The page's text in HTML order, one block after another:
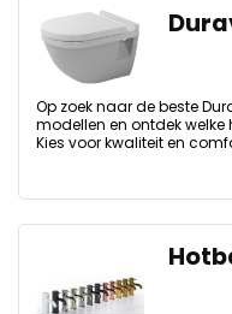
Op zoek naar de beste
modellen en ontdek welke
Kies voor kwaliteit en